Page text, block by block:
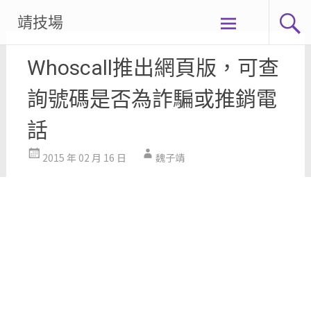
content
靖技場
Whoscall推出網頁版，可查
詢號碼是否為詐騙或推銷電
話
2015 年 02 月 16 日 魏子靖